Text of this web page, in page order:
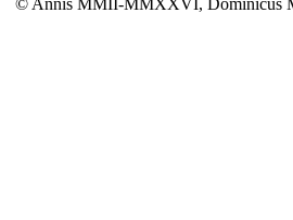
© Annis MMII-MMXXVI, Dominicus